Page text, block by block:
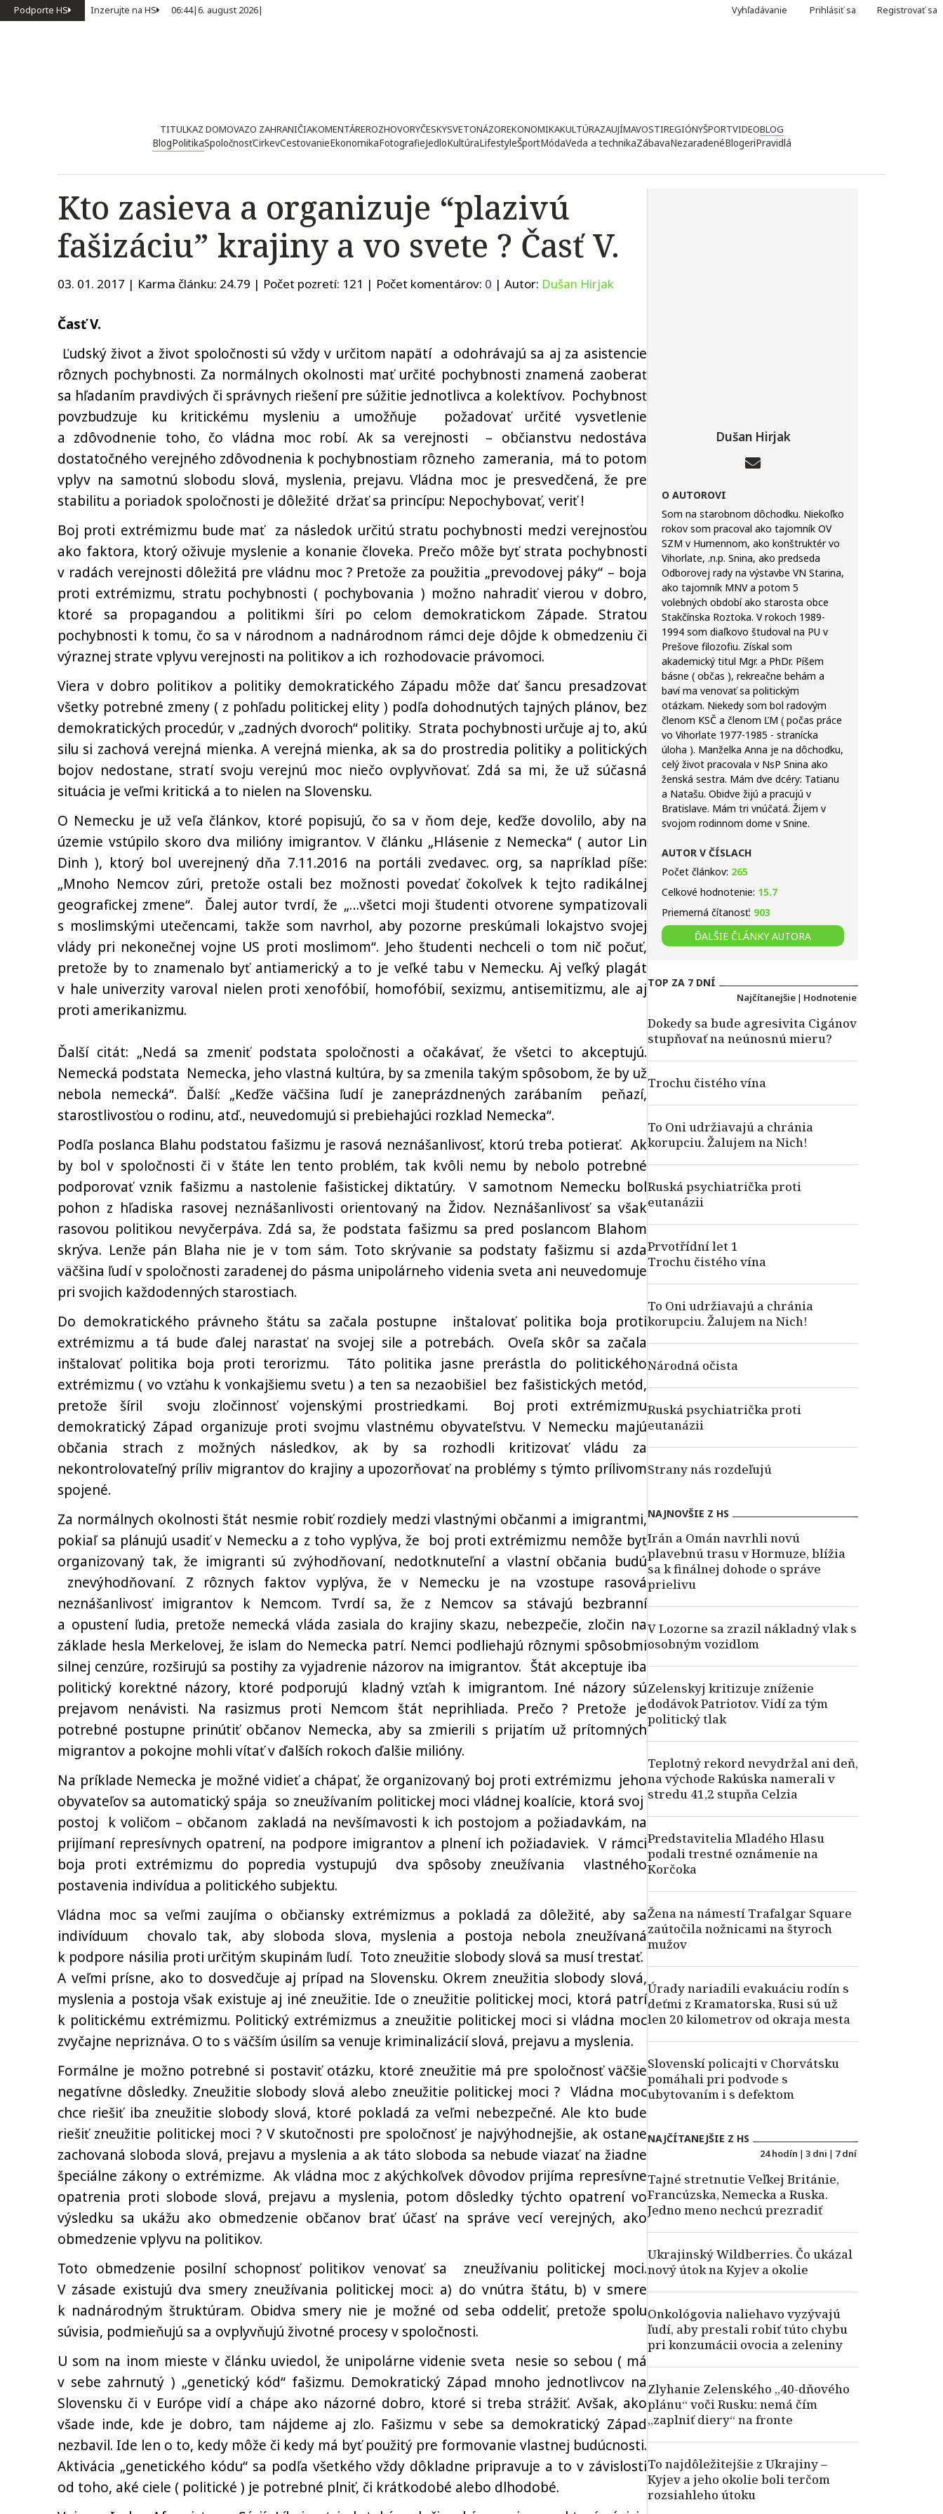
Podporte HS Inzerujte na HS 06:44|6. august 2026| Vyhľadávanie Prihlásiť sa Registrovať sa
TITULKAZ DOMOVAZO ZAHRANIČIAKOMENTÁREROZHOVORYČESKYSVETONÁZOREKONOMIKAKULTÚRAZAUJÍMAVOSTIREGIÓNYŠPORTVIDEOBLOG
BlogPolitikaSpoločnosťCirkevCestovanieEkonomikaFotografieJedloKultúraLifestyleŠportMódaVeda a technikaZábavaNezaradenéBlogeriPravidlá
Kto zasieva a organizuje “plazivú
fašizáciu” krajiny a vo svete ? Časť V.
03. 01. 2017 | Karma článku: 24.79 | Počet pozretí: 121 | Počet komentárov: 0 | Autor: Dušan Hirjak
Časť V.
Ľudský život a život spoločnosti sú vždy v určitom napätí a odohrávajú sa aj za asistencie
rôznych pochybnosti. Za normálnych okolnosti mať určité pochybnosti znamená zaoberať
sa hľadaním pravdivých či správnych riešení pre súžitie jednotlivca a kolektívov. Pochybnosť
povzbudzuje ku kritickému mysleniu a umožňuje požadovať určité vysvetlenie
a zdôvodnenie toho, čo vládna moc robí. Ak sa verejnosti – občianstvu nedostáva
dostatočného verejného zdôvodnenia k pochybnostiam rôzneho zamerania, má to potom
vplyv na samotnú slobodu slová, myslenia, prejavu. Vládna moc je presvedčená, že pre
stabilitu a poriadok spoločnosti je dôležité držať sa princípu: Nepochybovať, veriť !
Boj proti extrémizmu bude mať za následok určitú stratu pochybnosti medzi verejnosťou
ako faktora, ktorý oživuje myslenie a konanie človeka. Prečo môže byť strata pochybnosti
v radách verejnosti dôležitá pre vládnu moc ? Pretože za použitia „prevodovej páky“ – boja
proti extrémizmu, stratu pochybnosti ( pochybovania ) možno nahradiť vierou v dobro,
ktoré sa propagandou a politikmi šíri po celom demokratickom Západe. Stratou
pochybnosti k tomu, čo sa v národnom a nadnárodnom rámci deje dôjde k obmedzeniu či
výraznej strate vplyvu verejnosti na politikov a ich rozhodovacie právomoci.
Viera v dobro politikov a politiky demokratického Západu môže dať šancu presadzovať
všetky potrebné zmeny ( z pohľadu politickej elity ) podľa dohodnutých tajných plánov, bez
demokratických procedúr, v „zadných dvoroch“ politiky. Strata pochybnosti určuje aj to, akú
silu si zachová verejná mienka. A verejná mienka, ak sa do prostredia politiky a politických
bojov nedostane, stratí svoju verejnú moc niečo ovplyvňovať. Zdá sa mi, že už súčasná
situácia je veľmi kritická a to nielen na Slovensku.
O Nemecku je už veľa článkov, ktoré popisujú, čo sa v ňom deje, keďže dovolilo, aby na
územie vstúpilo skoro dva milióny imigrantov. V článku „Hlásenie z Nemecka“ ( autor Lin
Dinh ), ktorý bol uverejnený dňa 7.11.2016 na portáli zvedavec. org, sa napríklad píše:
„Mnoho Nemcov zúri, pretože ostali bez možnosti povedať čokoľvek k tejto radikálnej
geografickej zmene“. Ďalej autor tvrdí, že „…všetci moji študenti otvorene sympatizovali
s moslimskými utečencami, takže som navrhol, aby pozorne preskúmali lokajstvo svojej
vlády pri nekonečnej vojne US proti moslimom“. Jeho študenti nechceli o tom nič počuť,
pretože by to znamenalo byť antiamerický a to je veľké tabu v Nemecku. Aj veľký plagát
v hale univerzity varoval nielen proti xenofóbií, homofóbií, sexizmu, antisemitizmu, ale aj
proti amerikanizmu.
Ďalší citát: „Nedá sa zmeniť podstata spoločnosti a očakávať, že všetci to akceptujú.
Nemecká podstata Nemecka, jeho vlastná kultúra, by sa zmenila takým spôsobom, že by už
nebola nemecká“. Ďalší: „Keďže väčšina ľudí je zaneprázdnených zarábaním peňazí,
starostlivosťou o rodinu, atď., neuvedomujú si prebiehajúci rozklad Nemecka“.
Podľa poslanca Blahu podstatou fašizmu je rasová neznášanlivosť, ktorú treba potierať. Ak
by bol v spoločnosti či v štáte len tento problém, tak kvôli nemu by nebolo potrebné
podporovať vznik fašizmu a nastolenie fašistickej diktatúry. V samotnom Nemecku bol
pohon z hľadiska rasovej neznášanlivosti orientovaný na Židov. Neznášanlivosť sa však
rasovou politikou nevyčerpáva. Zdá sa, že podstata fašizmu sa pred poslancom Blahom
skrýva. Lenže pán Blaha nie je v tom sám. Toto skrývanie sa podstaty fašizmu si azda
väčšina ľudí v spoločnosti zaradenej do pásma unipolárneho videnia sveta ani neuvedomuje
pri svojich každodenných starostiach.
Do demokratického právneho štátu sa začala postupne inštalovať politika boja proti
extrémizmu a tá bude ďalej narastať na svojej sile a potrebách. Oveľa skôr sa začala
inštalovať politika boja proti terorizmu. Táto politika jasne prerástla do politického
extrémizmu ( vo vzťahu k vonkajšiemu svetu ) a ten sa nezaobišiel bez fašistických metód,
pretože šíril svoju zločinnosť vojenskými prostriedkami. Boj proti extrémizmu
demokratický Západ organizuje proti svojmu vlastnému obyvateľstvu. V Nemecku majú
občania strach z možných následkov, ak by sa rozhodli kritizovať vládu za
nekontrolovateľný príliv migrantov do krajiny a upozorňovať na problémy s týmto prílivom
spojené.
Za normálnych okolnosti štát nesmie robiť rozdiely medzi vlastnými občanmi a imigrantmi,
pokiaľ sa plánujú usadiť v Nemecku a z toho vyplýva, že boj proti extrémizmu nemôže byť
organizovaný tak, že imigranti sú zvýhodňovaní, nedotknuteľní a vlastní občania budú
znevýhodňovaní. Z rôznych faktov vyplýva, že v Nemecku je na vzostupe rasová
neznášanlivosť imigrantov k Nemcom. Tvrdí sa, že z Nemcov sa stávajú bezbranní
a opustení ľudia, pretože nemecká vláda zasiala do krajiny skazu, nebezpečie, zločin na
základe hesla Merkelovej, že islam do Nemecka patrí. Nemci podliehajú rôznymi spôsobmi
silnej cenzúre, rozširujú sa postihy za vyjadrenie názorov na imigrantov. Štát akceptuje iba
politický korektné názory, ktoré podporujú kladný vzťah k imigrantom. Iné názory sú
prejavom nenávisti. Na rasizmus proti Nemcom štát neprihliada. Prečo ? Pretože je
potrebné postupne prinútiť občanov Nemecka, aby sa zmierili s prijatím už prítomných
migrantov a pokojne mohli vítať v ďalších rokoch ďalšie milióny.
Na príklade Nemecka je možné vidieť a chápať, že organizovaný boj proti extrémizmu jeho
obyvateľov sa automatický spája so zneužívaním politickej moci vládnej koalície, ktorá svoj
postoj k voličom – občanom zakladá na nevšímavosti k ich postojom a požiadavkám, na
prijímaní represívnych opatrení, na podpore imigrantov a plnení ich požiadaviek. V rámci
boja proti extrémizmu do popredia vystupujú dva spôsoby zneužívania vlastného
postavenia indivídua a politického subjektu.
Vládna moc sa veľmi zaujíma o občiansky extrémizmus a pokladá za dôležité, aby sa
indivíduum chovalo tak, aby sloboda slova, myslenia a postoja nebola zneužívaná
k podpore násilia proti určitým skupinám ľudí. Toto zneužitie slobody slová sa musí trestať.
A veľmi prísne, ako to dosvedčuje aj prípad na Slovensku. Okrem zneužitia slobody slová,
myslenia a postoja však existuje aj iné zneužitie. Ide o zneužitie politickej moci, ktorá patrí
k politickému extrémizmu. Politický extrémizmus a zneužitie politickej moci si vládna moc
zvyčajne nepriznáva. O to s väčším úsilím sa venuje kriminalizácií slová, prejavu a myslenia.
Formálne je možno potrebné si postaviť otázku, ktoré zneužitie má pre spoločnosť väčšie
negatívne dôsledky. Zneužitie slobody slová alebo zneužitie politickej moci ? Vládna moc
chce riešiť iba zneužitie slobody slová, ktoré pokladá za veľmi nebezpečné. Ale kto bude
riešiť zneužitie politickej moci ? V skutočnosti pre spoločnosť je najvýhodnejšie, ak ostane
zachovaná sloboda slová, prejavu a myslenia a ak táto sloboda sa nebude viazať na žiadne
špeciálne zákony o extrémizme. Ak vládna moc z akýchkoľvek dôvodov prijíma represívne
opatrenia proti slobode slová, prejavu a myslenia, potom dôsledky týchto opatrení vo
výsledku sa ukážu ako obmedzenie občanov brať účasť na správe vecí verejných, ako
obmedzenie vplyvu na politikov.
Toto obmedzenie posilní schopnosť politikov venovať sa zneužívaniu politickej moci.
V zásade existujú dva smery zneužívania politickej moci: a) do vnútra štátu, b) v smere
k nadnárodným štruktúram. Obidva smery nie je možné od seba oddeliť, pretože spolu
súvisia, podmieňujú sa a ovplyvňujú životné procesy v spoločnosti.
U som na inom mieste v článku uviedol, že unipolárne videnie sveta nesie so sebou ( má
v sebe zahrnutý ) „genetický kód“ fašizmu. Demokratický Západ mnoho jednotlivcov na
Slovensku či v Európe vidí a chápe ako názorné dobro, ktoré si treba strážiť. Avšak, ako
všade inde, kde je dobro, tam nájdeme aj zlo. Fašizmu v sebe sa demokratický Západ
nezbavil. Ide len o to, kedy môže či kedy má byť použitý pre formovanie vlastnej budúcnosti.
Aktivácia „genetického kódu“ sa podľa všetkého vždy dôkladne pripravuje a to v závislosti
od toho, aké ciele ( politické ) je potrebné plniť, či krátkodobé alebo dlhodobé.
Dušan Hirjak
O AUTOROVI
Som na starobnom dôchodku. Niekoľko
rokov som pracoval ako tajomník OV
SZM v Humennom, ako konštruktér vo
Vihorlate, .n.p. Snina, ako predseda
Odborovej rady na výstavbe VN Starina,
ako tajomník MNV a potom 5
volebných období ako starosta obce
Stakčínska Roztoka. V rokoch 1989-
1994 som diaľkovo študoval na PU v
Prešove filozofiu. Získal som
akademický titul Mgr. a PhDr. Píšem
básne ( občas ), rekreačne behám a
baví ma venovať sa politickým
otázkam. Niekedy som bol radovým
členom KSČ a členom ĽM ( počas práce
vo Vihorlate 1977-1985 - stranícka
úloha ). Manželka Anna je na dôchodku,
celý život pracovala v NsP Snina ako
ženská sestra. Mám dve dcéry: Tatianu
a Natašu. Obidve žijú a pracujú v
Bratislave. Mám tri vnúčatá. Žijem v
svojom rodinnom dome v Snine.
AUTOR V ČÍSLACH
Počet článkov: 265
Celkové hodnotenie: 15.7
Priemerná čítanosť: 903
ĎALŠIE ČLÁNKY AUTORA
TOP ZA 7 DNÍ
Najčítanejšie | Hodnotenie
Dokedy sa bude agresivita Cigánov
stupňovať na neúnosnú mieru?
Trochu čistého vína
To Oni udržiavajú a chránia
korupciu. Žalujem na Nich!
Ruská psychiatrička proti
eutanázii
Prvotřídní let 1
Trochu čistého vína
To Oni udržiavajú a chránia
korupciu. Žalujem na Nich!
Národná očista
Ruská psychiatrička proti
eutanázii
Strany nás rozdeľujú
NAJNOVŠIE Z HS
Irán a Omán navrhli novú
plavebnú trasu v Hormuze, blížia
sa k finálnej dohode o správe
prielivu
V Lozorne sa zrazil nákladný vlak s
osobným vozidlom
Zelenskyj kritizuje zníženie
dodávok Patriotov. Vidí za tým
politický tlak
Teplotný rekord nevydržal ani deň,
na východe Rakúska namerali v
stredu 41,2 stupňa Celzia
Predstavitelia Mladého Hlasu
podali trestné oznámenie na
Korčoka
Žena na námestí Trafalgar Square
zaútočila nožnicami na štyroch
mužov
Úrady nariadili evakuáciu rodín s
deťmi z Kramatorska, Rusi sú už
len 20 kilometrov od okraja mesta
Slovenskí policajti v Chorvátsku
pomáhali pri podvode s
ubytovaním i s defektom
NAJČÍTANEJŠIE Z HS
24 hodín | 3 dni | 7 dní
Tajné stretnutie Veľkej Británie,
Francúzska, Nemecka a Ruska.
Jedno meno nechcú prezradiť
Ukrajinský Wildberries. Čo ukázal
nový útok na Kyjev a okolie
Onkológovia naliehavo vyzývajú
ľudí, aby prestali robiť túto chybu
pri konzumácii ovocia a zeleniny
Zlyhanie Zelenského „40-dňového
plánu“ voči Rusku: nemá čím
„zaplniť diery“ na fronte
To najdôležitejšie z Ukrajiny –
Kyjev a jeho okolie boli terčom
rozsiahleho útoku